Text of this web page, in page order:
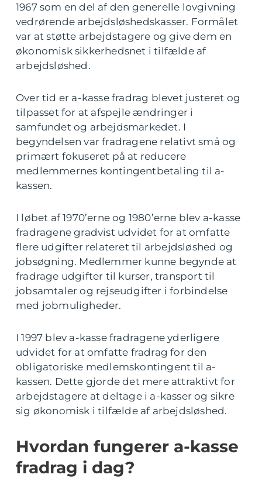
1967 som en del af den generelle lovgivning
vedrørende arbejdsløshedskasser. Formålet
var at støtte arbejdstagere og give dem en
økonomisk sikkerhedsnet i tilfælde af
arbejdsløshed.
Over tid er a-kasse fradrag blevet justeret og
tilpasset for at afspejle ændringer i
samfundet og arbejdsmarkedet. I
begyndelsen var fradragene relativt små og
primært fokuseret på at reducere
medlemmernes kontingentbetaling til a-
kassen.
I løbet af 1970’erne og 1980’erne blev a-kasse
fradragene gradvist udvidet for at omfatte
flere udgifter relateret til arbejdsløshed og
jobsøgning. Medlemmer kunne begynde at
fradrage udgifter til kurser, transport til
jobsamtaler og rejseudgifter i forbindelse
med jobmuligheder.
I 1997 blev a-kasse fradragene yderligere
udvidet for at omfatte fradrag for den
obligatoriske medlemskontingent til a-
kassen. Dette gjorde det mere attraktivt for
arbejdstagere at deltage i a-kasser og sikre
sig økonomisk i tilfælde af arbejdsløshed.
Hvordan fungerer a-kasse
fradrag i dag?